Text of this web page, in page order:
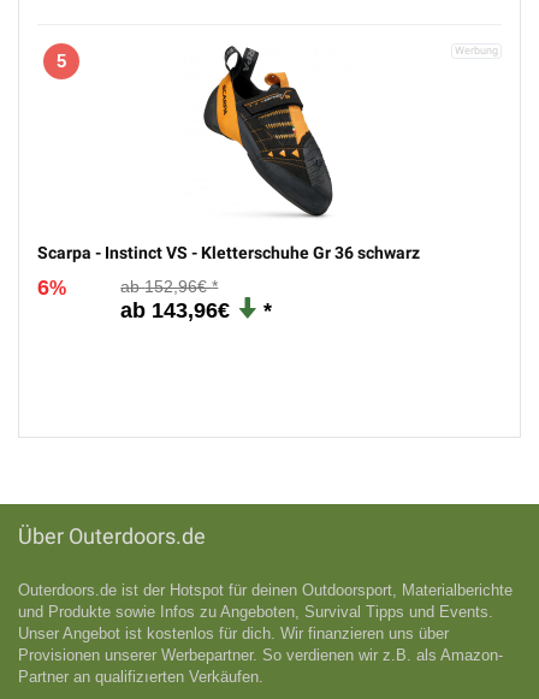
5
Scarpa - Instinct VS - Kletterschuhe Gr 36 schwarz
6% 152,96€
143,96€
Über Outerdoors.de
Outerdoors.de ist der Hotspot für deinen Outdoorsport, Materialberichte
und Produkte sowie Infos zu Angeboten, Survival Tipps und Events.
Unser Angebot ist kostenlos für dich. Wir finanzieren uns über
Provisionen unserer Werbepartner. So verdienen wir z.B. als Amazon-
Partner an qualifizıerten Verkäufen.